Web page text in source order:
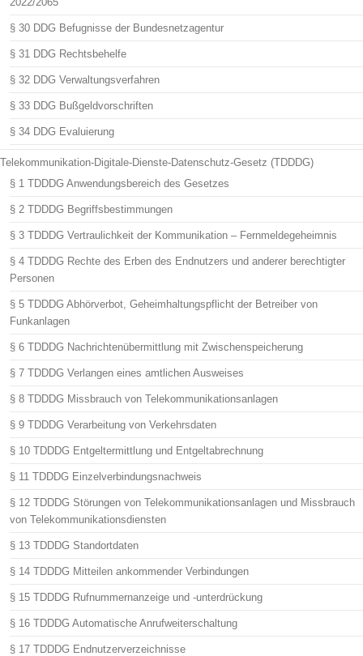
§ 30 DDG Befugnisse der Bundesnetzagentur
§ 31 DDG Rechtsbehelfe
§ 32 DDG Verwaltungsverfahren
§ 33 DDG Bußgeldvorschriften
§ 34 DDG Evaluierung
Telekommunikation-Digitale-Dienste-Datenschutz-Gesetz (TDDDG)
§ 1 TDDDG Anwendungsbereich des Gesetzes
§ 2 TDDDG Begriffsbestimmungen
§ 3 TDDDG Vertraulichkeit der Kommunikation – Fernmeldegeheimnis
§ 4 TDDDG Rechte des Erben des Endnutzers und anderer berechtigter
Personen
§ 5 TDDDG Abhörverbot, Geheimhaltungspflicht der Betreiber von
Funkanlagen
§ 6 TDDDG Nachrichtenübermittlung mit Zwischenspeicherung
§ 7 TDDDG Verlangen eines amtlichen Ausweises
§ 8 TDDDG Missbrauch von Telekommunikationsanlagen
§ 9 TDDDG Verarbeitung von Verkehrsdaten
§ 10 TDDDG Entgeltermittlung und Entgeltabrechnung
§ 11 TDDDG Einzelverbindungsnachweis
§ 12 TDDDG Störungen von Telekommunikationsanlagen und Missbrauch
von Telekommunikationsdiensten
§ 13 TDDDG Standortdaten
§ 14 TDDDG Mitteilen ankommender Verbindungen
§ 15 TDDDG Rufnummernanzeige und -unterdrückung
§ 16 TDDDG Automatische Anrufweiterschaltung
§ 17 TDDDG Endnutzerverzeichnisse